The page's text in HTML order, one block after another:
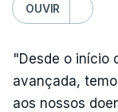
OUVIR
"Desde o início
avançada,
aos nossos